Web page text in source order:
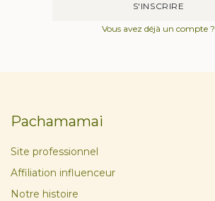
S'INSCRIRE
Vous avez déjà un compte ?
Pachamamai
Site professionnel
Affiliation influenceur
Notre histoire